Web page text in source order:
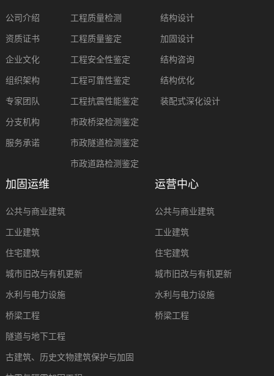
公司介绍
资质证书
企业文化
组织架构
专家团队
分支机构
服务承诺
工程质量检测
工程质量鉴定
工程安全性鉴定
工程可靠性鉴定
工程抗震性能鉴定
市政桥梁检测鉴定
市政隧道检测鉴定
市政道路检测鉴定
结构设计
加固设计
结构咨询
结构优化
装配式深化设计
加固运维
公共与商业建筑
工业建筑
住宅建筑
城市旧改与有机更新
水利与电力设施
桥梁工程
隧道与地下工程
古建筑、历史文物建筑保护与加固
运营中心
公共与商业建筑
工业建筑
住宅建筑
城市旧改与有机更新
水利与电力设施
桥梁工程